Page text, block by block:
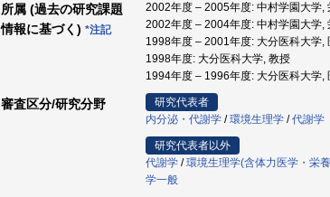
所属 (過去の研究課題
情報に基づく) *注記
2002年度 – 2005年度: 中村学園大学,
2002年度 – 2004年度: 中村学園大学,
1998年度 – 2001年度: 大分医科大学,
1998年度: 大分医科大学, 教授
1994年度 – 1996年度: 大分医科大学,
審査区分/研究分野
研究代表者
内分泌・代謝学 /環境生理学 /代謝学
研究代表者以外
代謝学 /環境生理学(含体力医学・栄
学一般